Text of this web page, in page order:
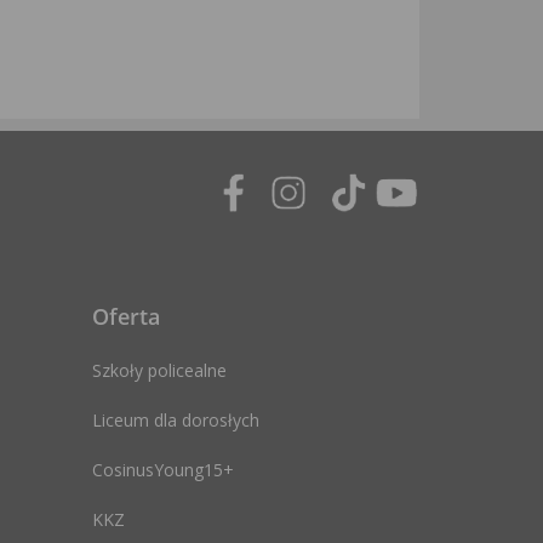
Oferta
Szkoły policealne
Liceum dla dorosłych
CosinusYoung15+
KKZ